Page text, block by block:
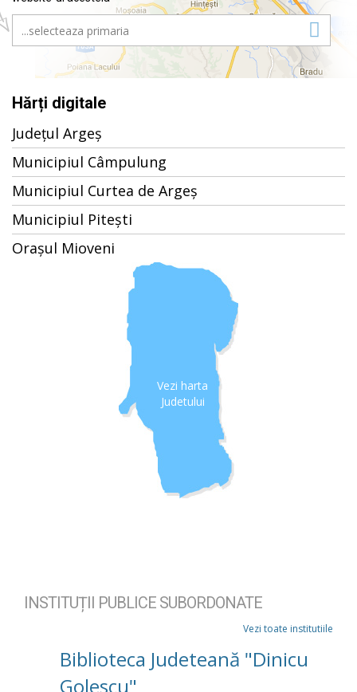
Hărți digitale
Județul Argeș
Municipiul Câmpulung
Municipiul Curtea de Argeș
Municipiul Pitești
Orașul Mioveni
Vezi harta
Judetului
INSTITUȚII PUBLICE SUBORDONATE
Vezi toate institutiile
Biblioteca Judeteană "Dinicu
Golescu"